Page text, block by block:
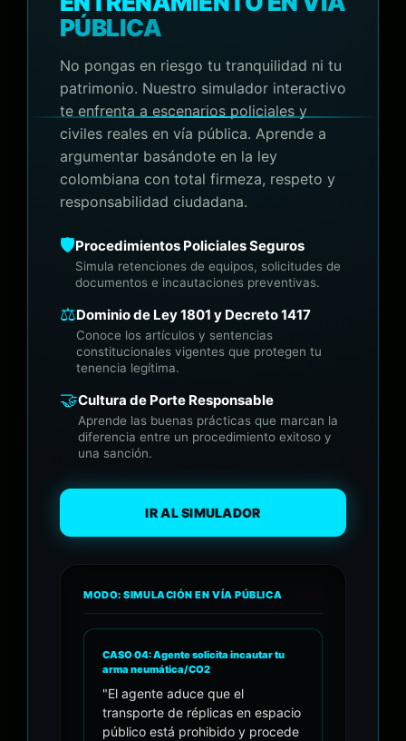
PÚBLICA
No pongas en riesgo tu tranquilidad ni tu
patrimonio. Nuestro simulador interactivo
te enfrenta a escenarios policiales y
civiles reales en vía pública. Aprende a
argumentar basándote en la ley
colombiana con total firmeza, respeto y
responsabilidad ciudadana.
🛡️Procedimientos Policiales Seguros
Simula retenciones de equipos, solicitudes de
documentos e incautaciones preventivas.
⚖️Dominio de Ley 1801 y Decreto 1417
Conoce los artículos y sentencias
constitucionales vigentes que protegen tu
tenencia legítima.
🤝Cultura de Porte Responsable
Aprende las buenas prácticas que marcan la
diferencia entre un procedimiento exitoso y
una sanción.
IR AL SIMULADOR
MODO: SIMULACIÓN EN VÍA PÚBLICA
CASO 04: Agente solicita incautar tu
arma neumática/CO2
"El agente aduce que el
transporte de réplicas en espacio
público está prohibido y procede